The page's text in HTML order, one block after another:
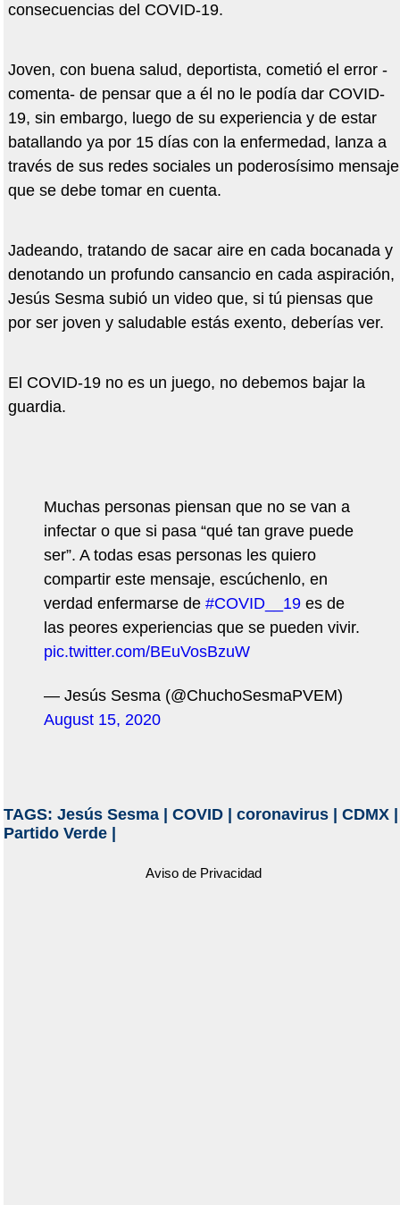
consecuencias del COVID-19.
Joven, con buena salud, deportista, cometió el error -
comenta- de pensar que a él no le podía dar COVID-
19, sin embargo, luego de su experiencia y de estar
batallando ya por 15 días con la enfermedad, lanza a
través de sus redes sociales un poderosísimo mensaje
que se debe tomar en cuenta.
Jadeando, tratando de sacar aire en cada bocanada y
denotando un profundo cansancio en cada aspiración,
Jesús Sesma subió un video que, si tú piensas que
por ser joven y saludable estás exento, deberías ver.
El COVID-19 no es un juego, no debemos bajar la
guardia.
Muchas personas piensan que no se van a
infectar o que si pasa “qué tan grave puede
ser”. A todas esas personas les quiero
compartir este mensaje, escúchenlo, en
verdad enfermarse de #COVID__19es de
las peores experiencias que se pueden vivir.
pic.twitter.com/BEuVosBzuW
— Jesús Sesma (@ChuchoSesmaPVEM)
August 15, 2020
TAGS: Jesús Sesma| COVID| coronavirus| CDMX|
Partido Verde|
Aviso de Privacidad